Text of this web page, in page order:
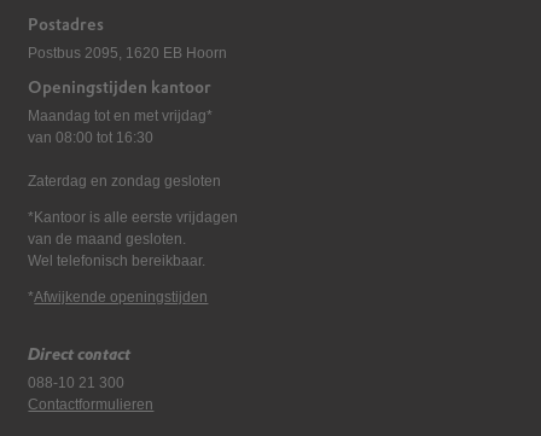
Postadres
Postbus 2095, 1620 EB Hoorn
Openingstijden kantoor
Maandag tot en met vrijdag*
van 08:00 tot 16:30
Zaterdag en zondag gesloten
*Kantoor is alle eerste vrijdagen
van de maand gesloten.
Wel telefonisch bereikbaar.
*Afwijkende openingstijden
Direct contact
088-10 21 300
Contactformulieren